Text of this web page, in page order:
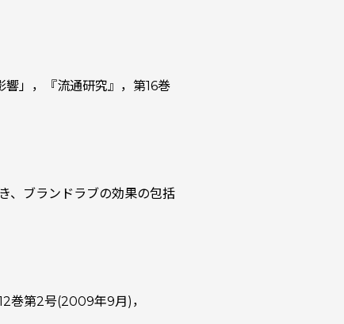
」，『流通研究』，第16巻
、ブランドラブの効果の包括
巻第2号(2009年9月)，